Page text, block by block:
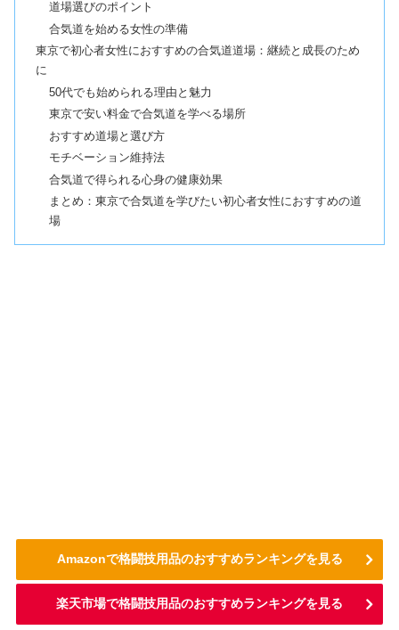
道場選びのポイント
合気道を始める女性の準備
東京で初心者女性におすすめの合気道道場：継続と成長のため
に
50代でも始められる理由と魅力
東京で安い料金で合気道を学べる場所
おすすめ道場と選び方
モチベーション維持法
合気道で得られる心身の健康効果
まとめ：東京で合気道を学びたい初心者女性におすすめの道
場
Amazonで格闘技用品のおすすめランキングを見る
楽天市場で格闘技用品のおすすめランキングを見る